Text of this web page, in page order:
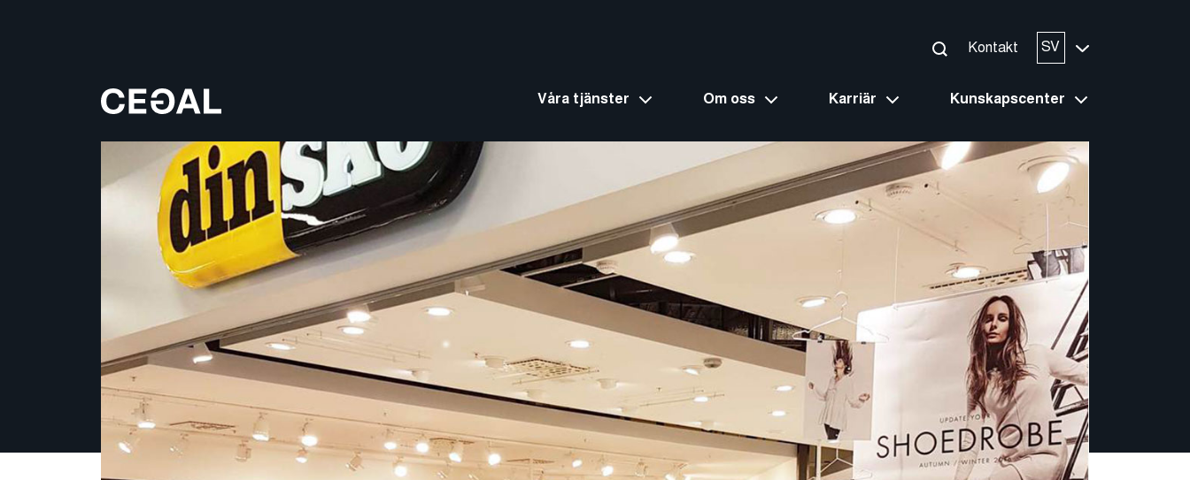
Kontakt SV
Våra tjänster Om oss Karriär Kunskapscenter